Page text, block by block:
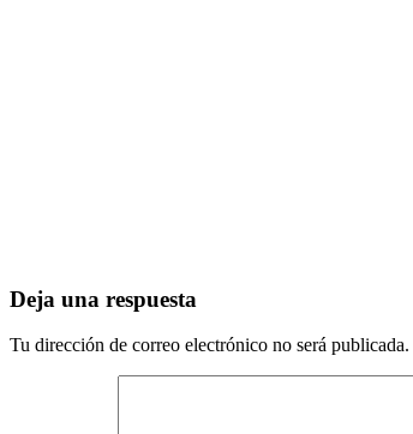
Interacciones
los
Deja una respuesta
Tu dirección de correo electrónico no será publicada.